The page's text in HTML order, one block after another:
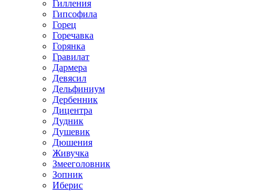
Гилления
Гипсофила
Горец
Горечавка
Горянка
Гравилат
Дармера
Девясил
Дельфиниум
Дербенник
Дицентра
Дудник
Душевик
Дюшения
Живучка
Змееголовник
Зопник
Иберис